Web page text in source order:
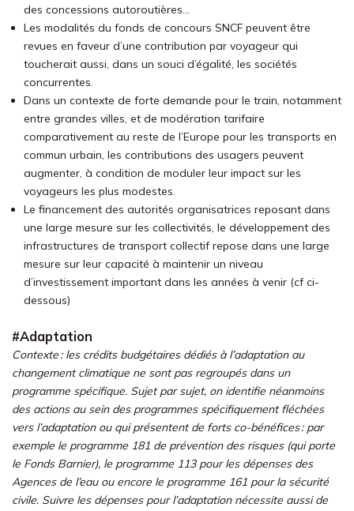
des concessions autoroutières…
Les modalités du fonds de concours SNCF peuvent être
revues en faveur d’une contribution par voyageur qui
toucherait aussi, dans un souci d’égalité, les sociétés
concurrentes.
Dans un contexte de forte demande pour le train, notamment
entre grandes villes, et de modération tarifaire
comparativement au reste de l’Europe pour les transports en
commun urbain, les contributions des usagers peuvent
augmenter, à condition de moduler leur impact sur les
voyageurs les plus modestes.
Le financement des autorités organisatrices reposant dans
une large mesure sur les collectivités, le développement des
infrastructures de transport collectif repose dans une large
mesure sur leur capacité à maintenir un niveau
d’investissement important dans les années à venir (cf ci-
dessous)
#Adaptation
Contexte : les crédits budgétaires dédiés à l’adaptation au
changement climatique ne sont pas regroupés dans un
programme spécifique. Sujet par sujet, on identifie néanmoins
des actions au sein des programmes spécifiquement fléchées
vers l’adaptation ou qui présentent de forts co-bénéfices : par
exemple le programme 181 de prévention des risques (qui porte
le Fonds Barnier), le programme 113 pour les dépenses des
Agences de l’eau ou encore le programme 161 pour la sécurité
civile. Suivre les dépenses pour l’adaptation nécessite aussi de